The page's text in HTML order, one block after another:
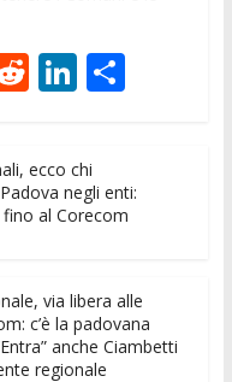
R
e
di
t
Li
n
e
dI
C
di
vi
ecco chi
negli enti:
fino al Corecom
via libera alle
c’è la padovana
anche Ciambetti
regionale